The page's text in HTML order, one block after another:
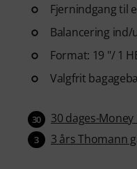
Fjernindgang til
Balancering ind/
Format: 19 "/ 1
Valgfrit
30 30 dages-
3 3 års Thomann